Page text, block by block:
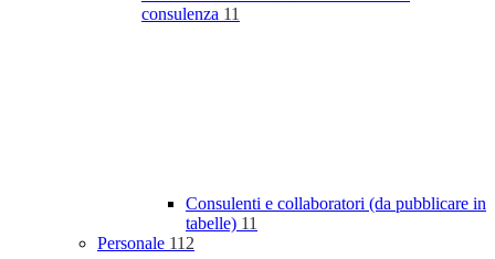
consulenza 11
Consulenti e collaboratori (da pubblicare in
tabelle) 11
Personale 112